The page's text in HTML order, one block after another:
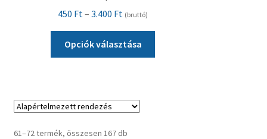
450 Ft – 3.400 Ft Ártartomány:
-
3.400 Ft
(bruttó)
Opciók választása
61–72 termék, összesen 167 db